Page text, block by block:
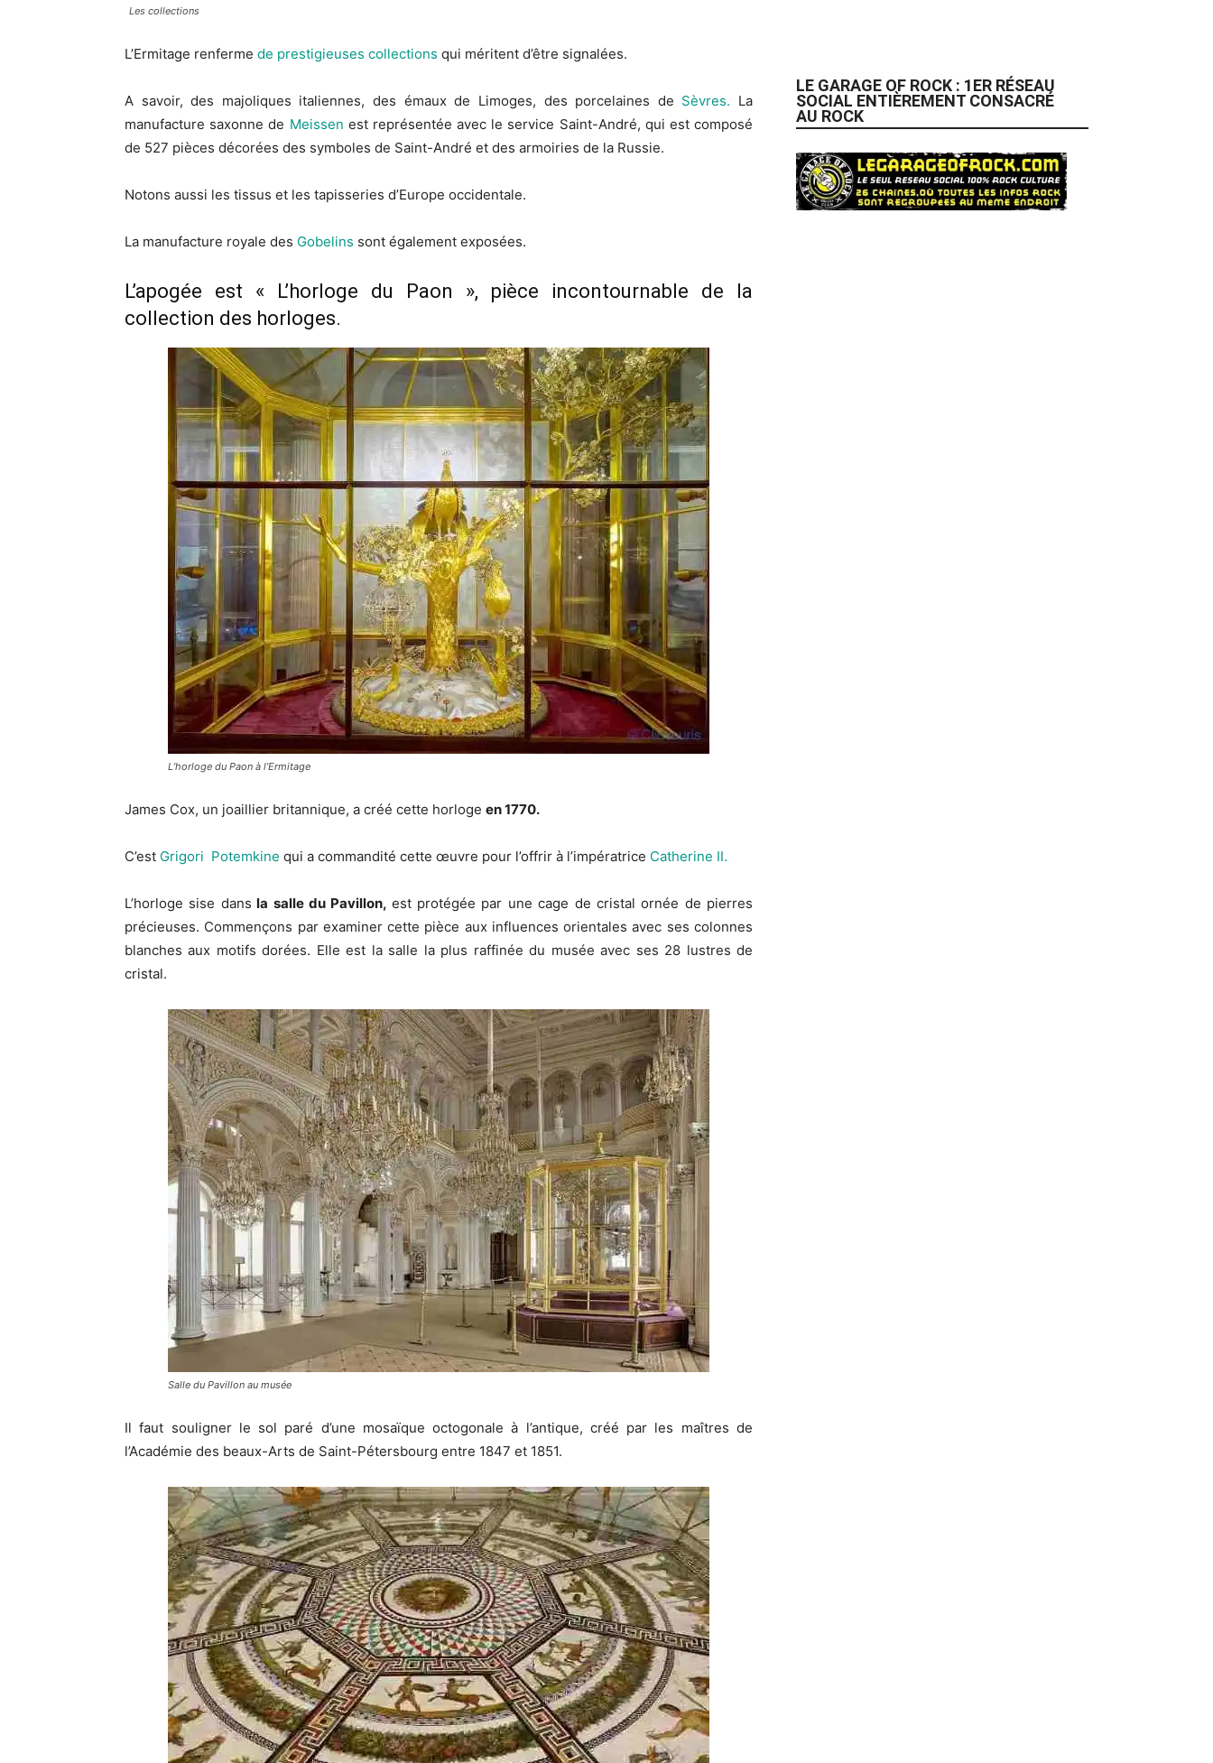
Les collections
L’Ermitage renferme de prestigieuses collections qui méritent d’être signalées.
A savoir, des majoliques italiennes, des émaux de Limoges, des porcelaines de Sèvres. La
manufacture saxonne de Meissen est représentée avec le service Saint-André, qui est composé
de 527 pièces décorées des symboles de Saint-André et des armoiries de la Russie.
Notons aussi les tissus et les tapisseries d’Europe occidentale.
La manufacture royale des Gobelins sont également exposées.
L’apogée est « L’horloge du Paon », pièce incontournable de la
collection des horloges.
L’horloge du Paon à l’Ermitage
James Cox, un joaillier britannique, a créé cette horloge en 1770.
C’est Grigori Potemkine qui a commandité cette œuvre pour l’offrir à l’impératrice Catherine II.
L’horloge sise dans la salle du Pavillon, est protégée par une cage de cristal ornée de pierres
précieuses. Commençons par examiner cette pièce aux influences orientales avec ses colonnes
blanches aux motifs dorées. Elle est la salle la plus raffinée du musée avec ses 28 lustres de
cristal.
Salle du Pavillon au musée
Il faut souligner le sol paré d’une mosaïque octogonale à l’antique, créé par les maîtres de
l’Académie des beaux-Arts de Saint-Pétersbourg entre 1847 et 1851.
LE GARAGE OF ROCK : 1ER RÉSEAU
SOCIAL ENTIÈREMENT CONSACRÉ
AU ROCK